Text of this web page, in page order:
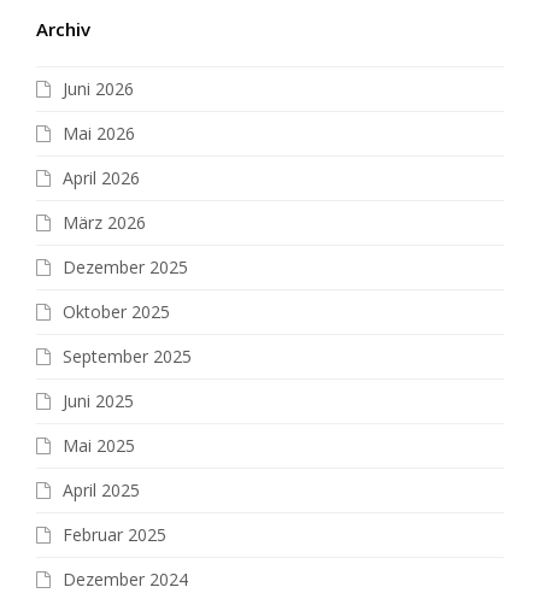
Archiv
Juni 2026
Mai 2026
April 2026
März 2026
Dezember 2025
Oktober 2025
September 2025
Juni 2025
Mai 2025
April 2025
Februar 2025
Dezember 2024